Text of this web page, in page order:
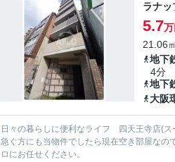
ラナッ
5.7万
21.06
地下
4分
地下
大阪
日々の暮らしに便利なライフ 四天王寺店(ス
急ぐ方にも当物件でしたら現在空き部屋なの
ロにお任せください。